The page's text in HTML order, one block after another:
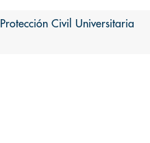
Civil Universitaria